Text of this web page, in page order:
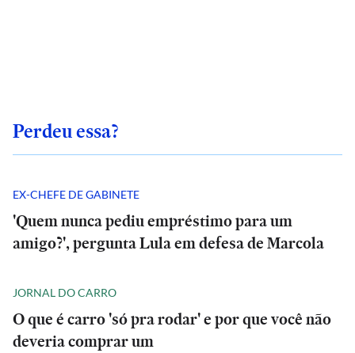
Perdeu essa?
EX-CHEFE DE GABINETE
'Quem nunca pediu empréstimo para um
amigo?', pergunta Lula em defesa de Marcola
JORNAL DO CARRO
O que é carro 'só pra rodar' e por que você não
deveria comprar um